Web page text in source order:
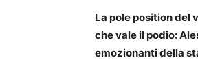
La pole position del
che vale il podio:
emozionanti della